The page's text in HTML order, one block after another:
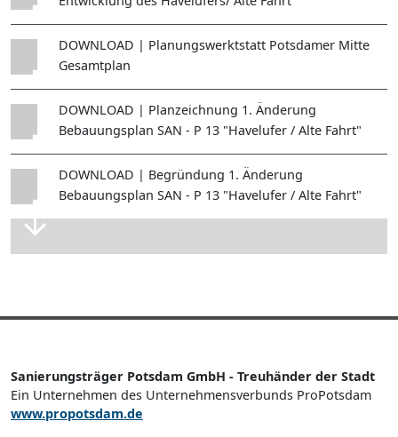
DOWNLOAD | Planungswerktstatt Potsdamer Mitte
Gesamtplan
DOWNLOAD | Planzeichnung 1. Änderung
Bebauungsplan SAN - P 13 "Havelufer / Alte Fahrt"
DOWNLOAD | Begründung 1. Änderung
Bebauungsplan SAN - P 13 "Havelufer / Alte Fahrt"
Sanierungsträger Potsdam GmbH - Treuhänder der Stadt
Ein Unternehmen des Unternehmensverbunds ProPotsdam
www.propotsdam.de